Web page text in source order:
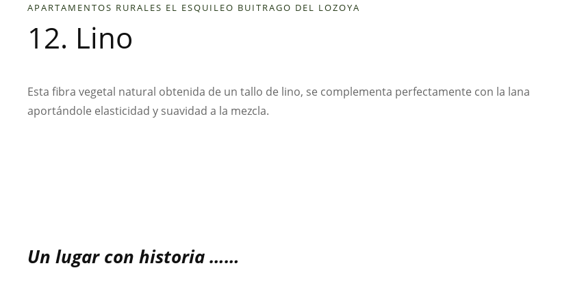
APARTAMENTOS RURALES EL ESQUILEO BUITRAGO DEL LOZOYA
12. Lino
Esta fibra vegetal natural obtenida de un tallo de lino, se complementa perfectamente con la lana
aportándole elasticidad y suavidad a la mezcla.
Un lugar con historia ……